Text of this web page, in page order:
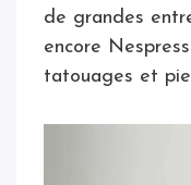
de grandes
encore
tatouages et